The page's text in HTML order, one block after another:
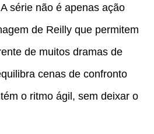
série não é apenas ação
de Reilly que permitem
de muitos dramas de
cenas de confronto
o ritmo ágil, sem deixar o